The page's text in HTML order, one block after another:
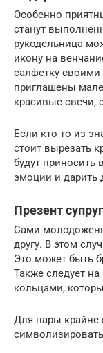
Особенно
станут
рукодельница
икону на
салфетку своими
приглашены
красивые свечи,
Если кто-то из
стоит вырезать
будут
эмоции и дарить
Презент
Сами
другу. В этом
Это может быть
Также следует
кольцами,
Для пары крайне